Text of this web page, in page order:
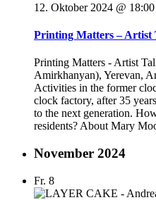
12. Oktober 2024 @ 18:00
Printing Matters – Artist
Printing Matters - Artist
Amirkhanyan), Yerevan,
Activities in the former
clock factory, after 35
to the next generation.
residents? About Mary
November 2024
Fr. 8